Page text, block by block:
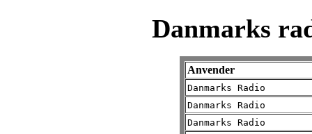
Danmarks
Anvender
Danmarks Radio
Danmarks Radio
Danmarks Radio